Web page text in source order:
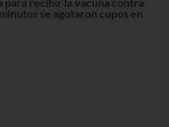
se agotaron cupos en